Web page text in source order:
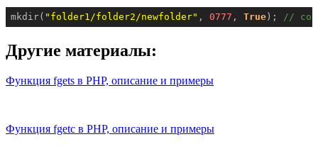
mkdir( "folder1/folder2/newfolder" , 0777 , True); //
Другие материалы:
Функция fgets в PHP, описание и примеры
Функция fgetc в PHP, описание и примеры